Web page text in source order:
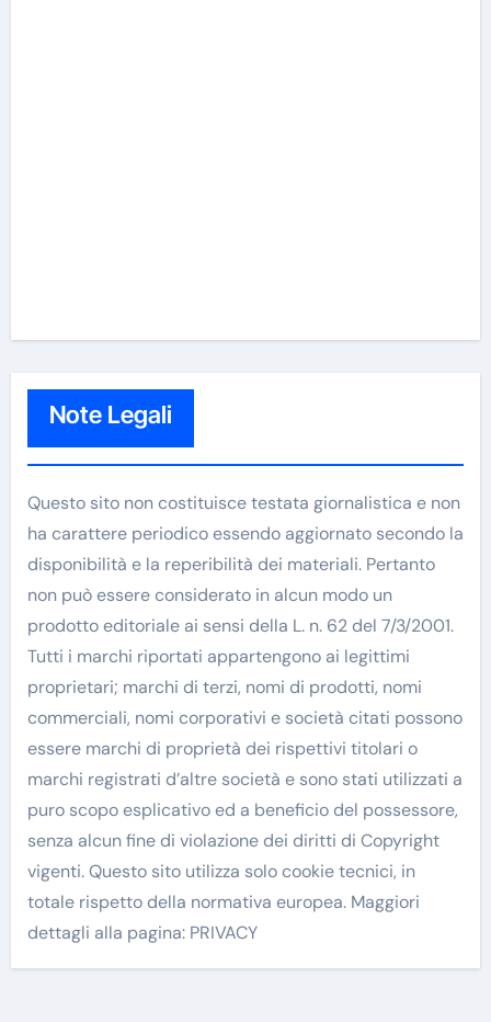
Note Legali
Questo sito non costituisce testata giornalistica e non
ha carattere periodico essendo aggiornato secondo la
disponibilità e la reperibilità dei materiali. Pertanto
non può essere considerato in alcun modo un
prodotto editoriale ai sensi della L. n. 62 del 7/3/2001.
Tutti i marchi riportati appartengono ai legittimi
proprietari; marchi di terzi, nomi di prodotti, nomi
commerciali, nomi corporativi e società citati possono
essere marchi di proprietà dei rispettivi titolari o
marchi registrati d’altre società e sono stati utilizzati a
puro scopo esplicativo ed a beneficio del possessore,
senza alcun fine di violazione dei diritti di Copyright
vigenti. Questo sito utilizza solo cookie tecnici, in
totale rispetto della normativa europea. Maggiori
dettagli alla pagina: PRIVACY